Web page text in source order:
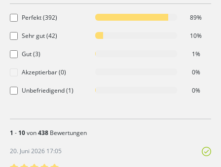
Perfekt (392) 89%
Sehr gut (42) 10%
Gut (3) 1%
Akzeptierbar (0) 0%
Unbefriedigend (1) 0%
1 - 10von438 Bewertungen
20. Juni 2026 17:05